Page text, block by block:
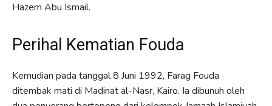
Hazem Abu Ismail.
Perihal Kematian Fouda
Kemudian pada tanggal 8 Juni 1992, Farag Fouda
ditembak mati di Madinat al-Nasr, Kairo. Ia dibunuh oleh